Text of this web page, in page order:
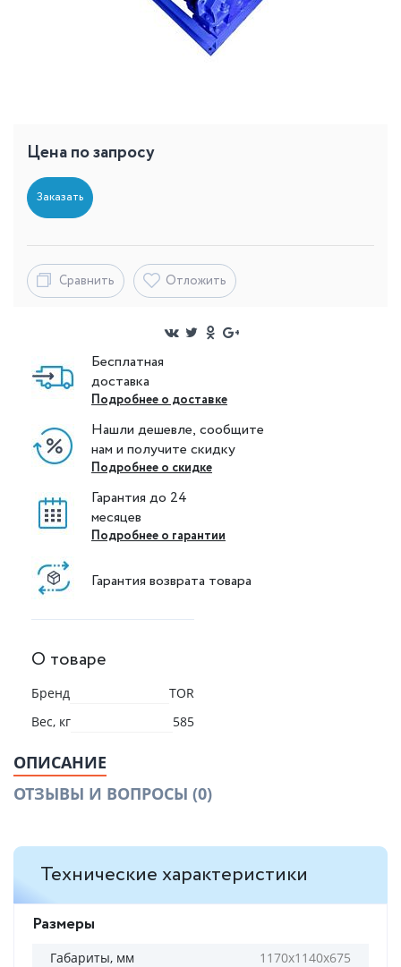
Цена по запросу
Заказать
Сравнить Отложить
Бесплатная
доставка
Подробнее о доставке
Нашли дешевле, сообщите
нам и получите скидку
Подробнее о скидке
Гарантия до 24
месяцев
Подробнее о гарантии
Гарантия возврата товара
О товаре
Бренд
TOR
Вес, кг
585
ОПИСАНИЕ
ОТЗЫВЫ И ВОПРОСЫ (0)
Технические характеристики
Размеры
Габариты, мм 1170х1140х675